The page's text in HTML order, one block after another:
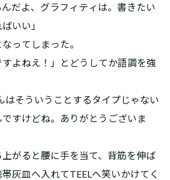
んだよ、グラフィティは。書きたい
いい」
ってしまった。
よねえ！」とどうしてか語調を強
はそういうことするタイプじゃない
すけどね。ありがとうございま
がると腰に手を当て、背筋を伸ば
灰皿へ入れてTEELへ笑いかけてく